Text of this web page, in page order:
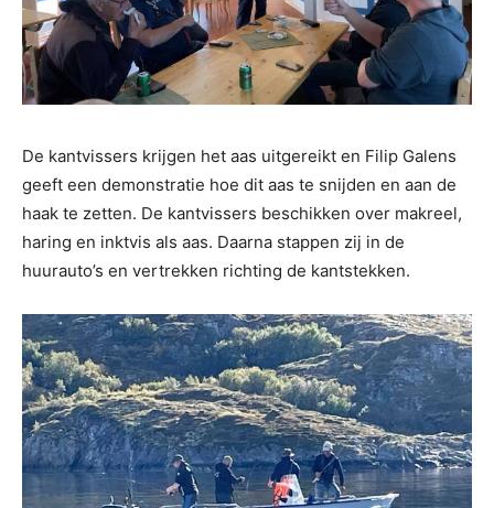
De kantvissers krijgen het aas uitgereikt en Filip Galens
geeft een demonstratie hoe dit aas te snijden en aan de
haak te zetten. De kantvissers beschikken over makreel,
haring en inktvis als aas. Daarna stappen zij in de
huurauto’s en vertrekken richting de kantstekken.